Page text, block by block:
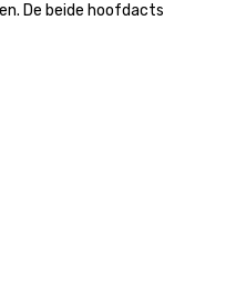
De beide hoofdacts